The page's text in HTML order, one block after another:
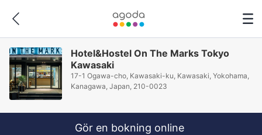
Hotel&Hostel On The Marks Tokyo
Kawasaki
17-1 Ogawa-cho, Kawasaki-ku, Kawasaki, Yokohama,
Kanagawa, Japan, 210-0023
Gör en bokning online